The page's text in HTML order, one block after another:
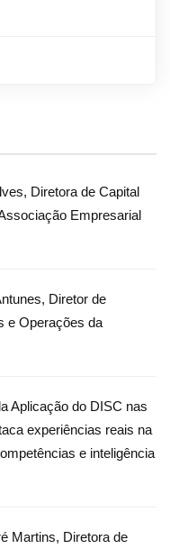
Diretora de Capital
Empresarial
Diretor de
e Operações da
Aplicação do DISC nas
experiências reais na
e inteligência
Martins, Diretora de